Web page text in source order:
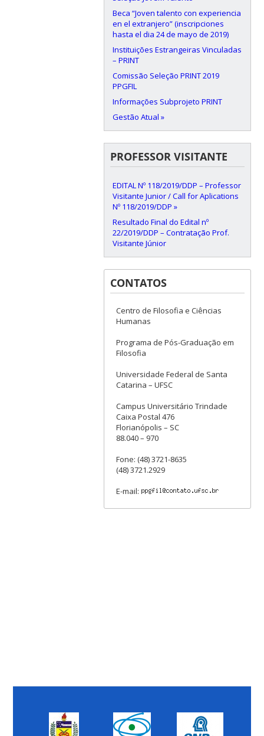
Beca “Joven talento con experiencia
en el extranjero” (inscripciones
hasta el dia 24 de mayo de 2019)
Instituições Estrangeiras Vinculadas
– PRINT
Comissão Seleção PRINT 2019
PPGFIL
Informações Subprojeto PRINT
Gestão Atual »
PROFESSOR VISITANTE
EDITAL Nº 118/2019/DDP – Professor
Visitante Junior / Call for Aplications
Nº 118/2019/DDP »
Resultado Final do Edital nº
22/2019/DDP – Contratação Prof.
Visitante Júnior
CONTATOS
Centro de Filosofia e Ciências
Humanas
Programa de Pós-Graduação em
Filosofia
Universidade Federal de Santa
Catarina – UFSC
Campus Universitário Trindade
Caixa Postal 476
Florianópolis – SC
88.040 – 970
Fone: (48) 3721-8635
(48) 3721.2929
E-mail: